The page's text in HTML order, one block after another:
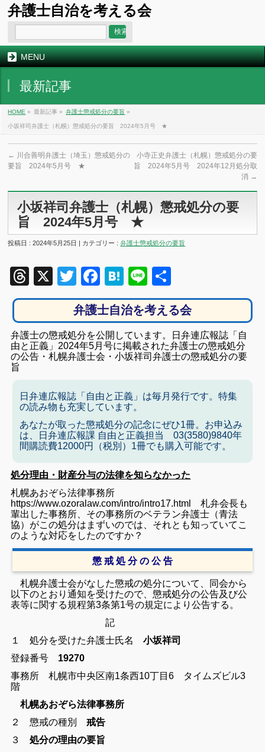
弁護士自治を考える会
MENU
最新記事
HOME » 最新記事 » 弁護士懲戒処分の要旨 »
小坂祥司弁護士（札幌）懲戒処分の要旨 2024年5月号 ★
← 川合善明弁護士（埼玉）懲戒処分の
要旨 2024年5月号 ★
小寺正史弁護士（札幌）懲戒処分の要
旨 2024年5月号 2024年12月処分取
消 →
小坂祥司弁護士（札幌）懲戒処分の要
旨 2024年5月号 ★
投稿日 : 2024年5月25日 | カテゴリー :弁護士懲戒処分の要旨
Threads
X TwitterFacebook
Hatena
Line
有
弁護士自治を考える会
弁護士の懲戒処分を公開しています。日弁連広報誌「自
由と正義」2024年5月号に掲載された弁護士の懲戒処分
の公告・札幌弁護士会・小坂祥司弁護士の懲戒処分の要
旨
日弁連広報誌「自由と正義」は毎月発行です。特集
の読み物も充実しています。
あなたが取った懲戒処分の記念にぜひ1冊。お申込み
は、日弁連広報課 自由と正義担当 03(3580)9840年
間購読費12000円（税別）1冊でも購入可能です。
処分理由・財産分与の法律を知らなかった
札幌あおぞら法律事務所
https://www.ozoralaw.com/intro/intro17.html札弁会長も
輩出した事務所、その事務所のベテラン弁護士（青法
協）がこの処分はまずいのでは、それとも知っていてこ
のような対応をしたのですか？
懲 戒 処 分 の 公 告
札幌弁護士会がなした懲戒の処分について、同会から
以下のとおり通知を受けたので、懲戒処分の公告及び公
表等に関する規程第3条第1号の規定により公告する。
記
１ 処分を受けた弁護士氏名
小坂祥司
登録番号 19270
事務所 札幌市中央区南1条西10丁目6 タイムズビル3
階
札幌あおぞら法律事務所
２ 懲戒の種別戒告
３処分の理由の要旨